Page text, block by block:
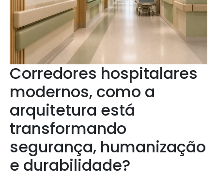
Corredores hospitalares
modernos, como a
arquitetura está
transformando
segurança, humanização
e durabilidade?